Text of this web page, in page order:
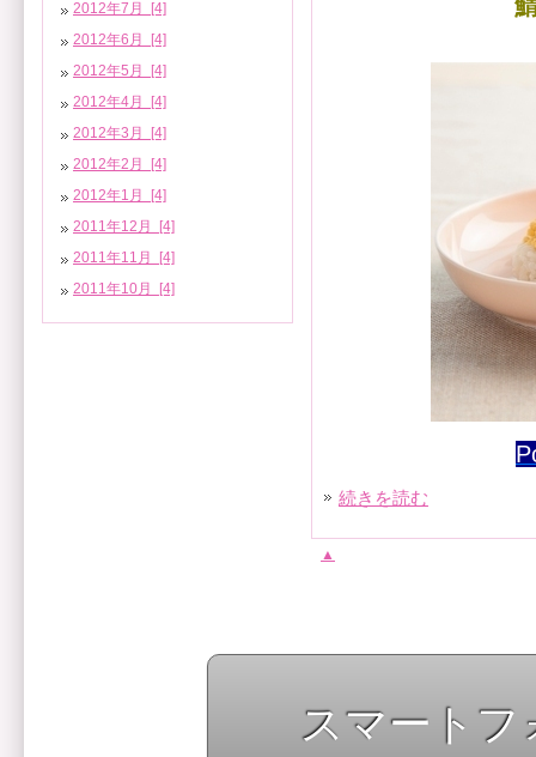
続きを読む
▲
2012年7月 [4]
2012年6月 [4]
2012年5月 [4]
2012年4月 [4]
2012年3月 [4]
2012年2月 [4]
2012年1月 [4]
2011年12月 [4]
2011年11月 [4]
2011年10月 [4]
スマート